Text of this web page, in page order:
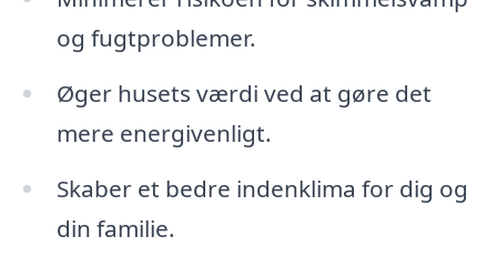
og fugtproblemer.
Øger husets værdi ved at gøre det
mere energivenligt.
Skaber et bedre indenklima for dig og
din familie.